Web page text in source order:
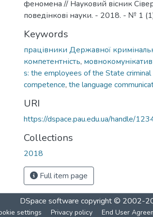
феномена // Науковий вісник
поведінкові науки. - 2018. - № 1
Keywords
працівники Державної
компетентність,
s: the employees of the State
competence, the language
URI
https://dspace.pau.edu.ua/handle/
Collections
2018
Full item page
DSpace software copyright © 2002-
settings Privacy policy End User